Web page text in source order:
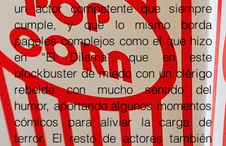
un actor competente que siempre
cumple, y que lo mismo borda
papeles complejos como el que hizo
en “El Dilema”, que en este
blockbuster de miedo con un clérigo
rebelde con mucho sentido del
humor, aportando algunos momentos
cómicos para aliviar la carga de
terror. El resto de actores también